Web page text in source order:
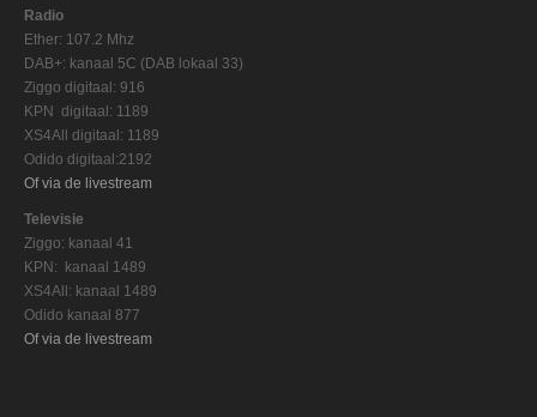
Radio
Ether: 107.2 Mhz
DAB+: kanaal 5C (DAB lokaal 33)
Ziggo digitaal: 916
KPN digitaal: 1189
XS4All digitaal: 1189
Odido digitaal:2192
Of via de livestream
Televisie
Ziggo: kanaal 41
KPN: kanaal 1489
XS4All: kanaal 1489
Odido kanaal 877
Of via de livestream